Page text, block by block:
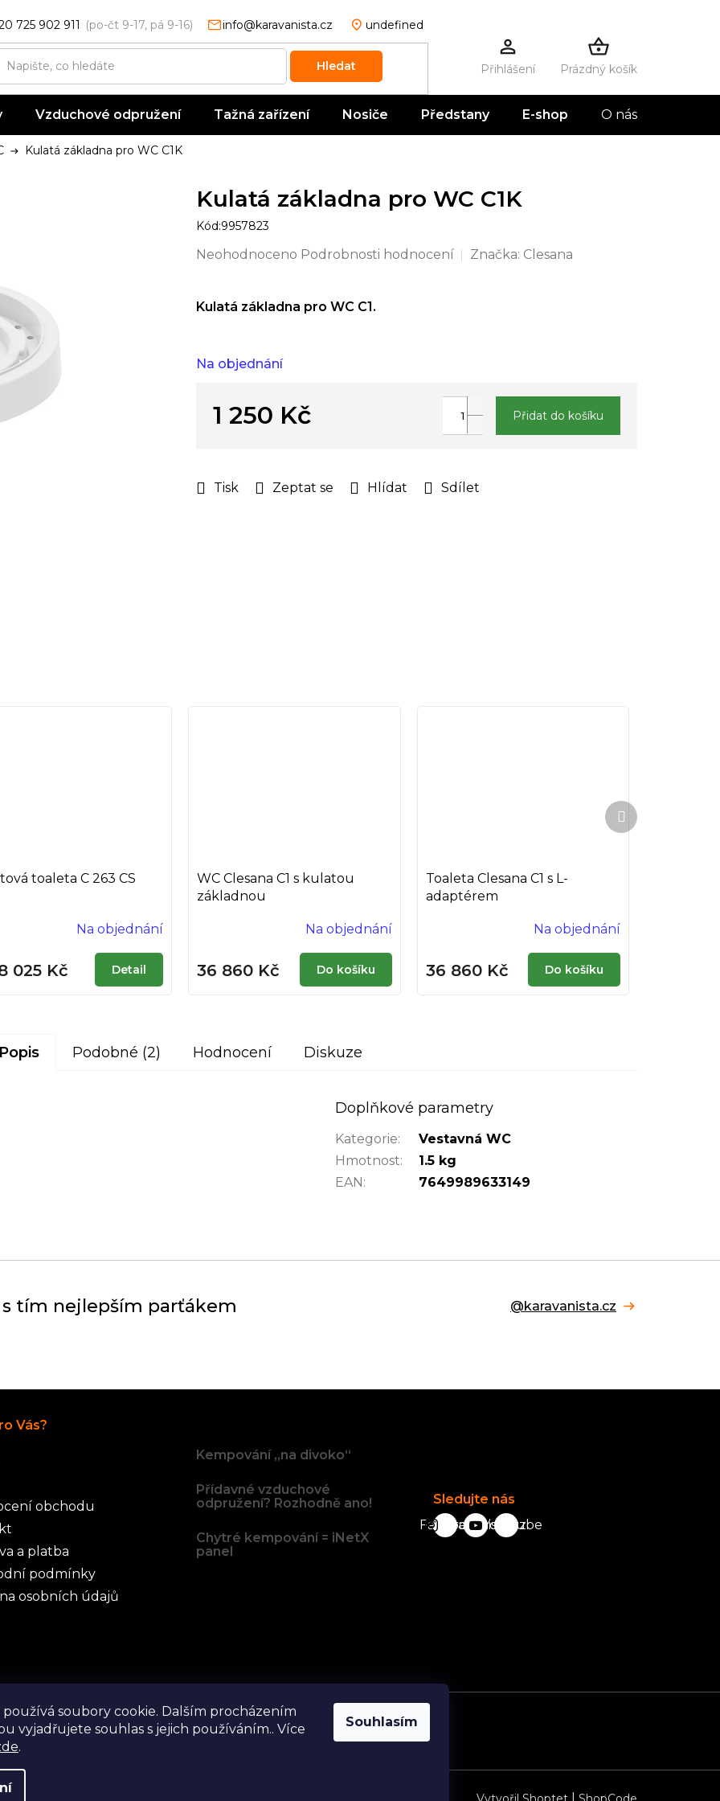
soubory cookie. Dalším procházením
vyjadřujete souhlas s jejich používáním.. Více
.
Souhlasím
725 902 911 info@karavanista.cz undefined
Hledat Prázdný košík
Vzduchové odpružení Tažná zařízení Nosiče Předstany E-shop O nás
Kulatá základna pro WC C1K
Na objednání
Kulatá základna pro WC C1.
Tisk Zeptat se Hlídat Sdílet
Kulatá základna pro WC C1K
Kód:9957823
Průměrné
je
5
Neohodnoceno Podrobnosti hodnocení Značka: Clesana
1 250 Kč Přidat do košíku
toaleta C 263 CS
Na objednání
025 Kč Detail
WC Clesana C1 s kulatou
základnou
Na objednání
36 860 Kč Do košíku
Toaleta Clesana C1 s L-
adaptérem
Na objednání
36 860 Kč Do košíku
Další
produkt
Popis Podobné (2) Hodnocení Diskuze
Doplňkové parametry
Kategorie:
Vestavná WC
Hmotnost:
1.5 kg
EAN: 7649989633149
tím nejlepším parťákem @karavanista.cz
Vás?
obchodu
a platba
podmínky
osobních údajů
Kempování „na divoko“
Přídavné vzduchové
odpružení? Rozhodně ano!
Chytré kempování = iNetX
panel
Sledujte nás
Facebook
karavanista.cz
YouTube